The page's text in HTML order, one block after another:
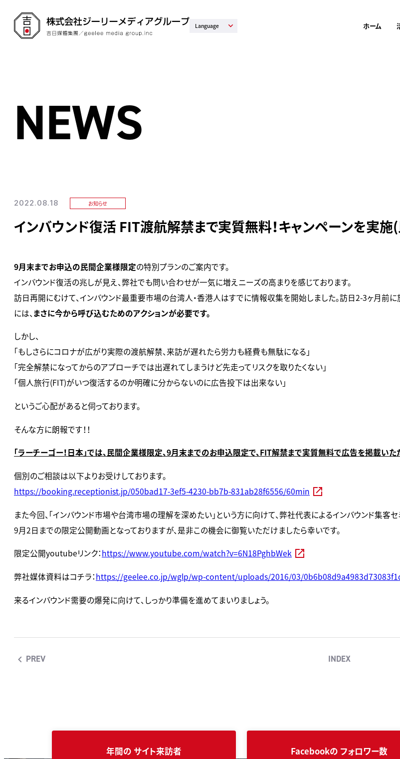
Language ホーム
NEWS
2022.08.18 お知らせ
インバウンド復活 FIT渡航解禁まで実質無料！キャンペーンを実
9月末までお申込の民間企業様限定の特別プランのご案内です。
インバウンド復活の兆しが見え、弊社でも問い合わせが一気に増えニーズの高まりを感じております。
訪日再開にむけて、インバウンド最重要市場の台湾人・香港人はすでに情報収集を開始しました。訪日2-3ヶ月前
には、 まさに今から呼び込むためのアクションが必要です。
しかし、
「もしさらにコロナが広がり実際の渡航解禁、来訪が遅れたら労力も経費も無駄になる」
「完全解禁になってからのアプローチでは出遅れてしまうけど先走ってリスクを取りたくない」
「個人旅行(FIT)がいつ復活するのか明確に分からないのに広告投下は出来ない」
というご心配があると伺っております。
そんな方に朗報です！！
「ラーチーゴー！日本」では、民間企業様限定、9月末までのお申込限定で、FIT解禁まで実質無料で広告を掲載いた
個別のご相談は以下よりお受けしております。
https://booking.receptionist.jp/050bad17-3ef5-4230-bb7b-831ab28f6556/60min
また今回、「インバウンド市場や台湾市場の理解を深めたい」という方に向けて、弊社代表によるインバウンド集客セ
9月2日までの限定公開動画となっておりますが、是非この機会に御覧いただけましたら幸いです。
限定公開youtubeリンク：https://www.youtube.com/watch?v=6N18PghbWek
弊社媒体資料はコチラ：https://geelee.co.jp/wglp/wp-content/uploads/2016/03/
来るインバウンド需要の爆発に向けて、しっかり準備を進めてまいりましょう。
PREV INDEX
年間の サイト来訪者 Facebookの フォロワー数